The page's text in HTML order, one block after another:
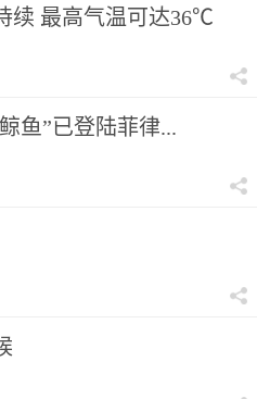
续 最高气温可达36℃
鱼”已登陆菲律...